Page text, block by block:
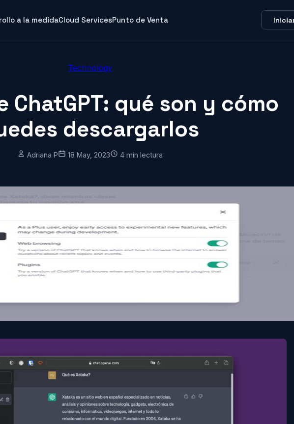
a la medidaCloud ServicesPunto de Venta
Technology
ChatGPT: qué son y cómo
descargarlos
Adriana P 18 May, 2023 4 min lectura